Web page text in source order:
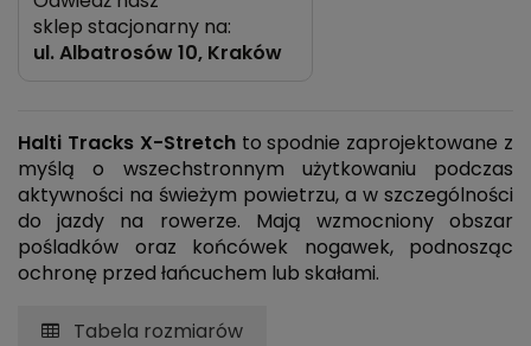
sklep stacjonarny na:
ul.Albatrosów 10, Kraków
Halti Tracks X-Stretchto spodnie zaprojektowane z
myślą o wszechstronnym użytkowaniu podczas
aktywności na świeżym powietrzu, a w szczególności
do jazdy na rowerze. Mają wzmocniony obszar
pośladków oraz końcówek nogawek, podnosząc
ochronę przed łańcuchem lub skałami.
Tabela rozmiarów